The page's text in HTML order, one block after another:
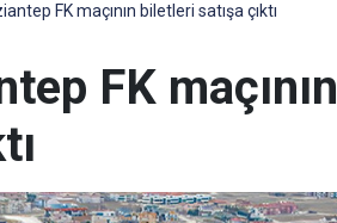
FK maçının biletleri satışa çıktı
FK maçının